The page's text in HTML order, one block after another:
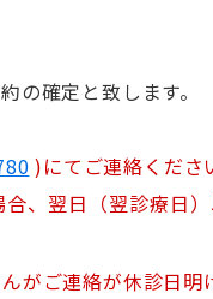
の確定と致します。
)にてご連絡くださ
、翌日（翌診療日
がご連絡が休診日明